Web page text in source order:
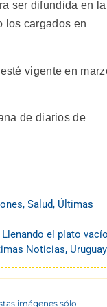
ser difundida en la
los cargados en
vigente en
de diarios de
, Salud, Últimas
Llenando el plato
Noticias, Uruguay
imágenes sólo